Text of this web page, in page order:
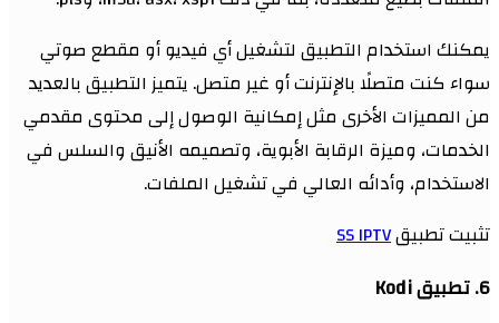
يمكنك استخدام التطبيق لتشغيل أي فيديو أو مقطع صوتي
سواء كنت متصلًا بالإنترنت أو غير متصل. يتميز التطبيق بالعديد
من المميزات الأخرى مثل إمكانية الوصول إلى محتوى مقدمي
الخدمات، وميزة الرقابة الأبوية، وتصميمه الأنيق والسلس في
الاستخدام، وأدائه العالي في تشغيل الملفات.
تثبيت تطبيقSS IPTV
6. تطبيق Kodi